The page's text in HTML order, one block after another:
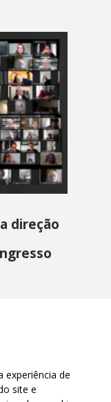
direção
experiência de
site e